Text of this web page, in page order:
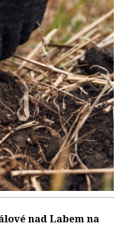
nad Labem na